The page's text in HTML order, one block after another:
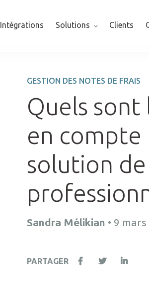
Intégrations Solutions Clients
GESTION DES NOTES DE FRAIS
Quels sont
en compte
solution
Sandra Mélikian • 9 mars
PARTAGER